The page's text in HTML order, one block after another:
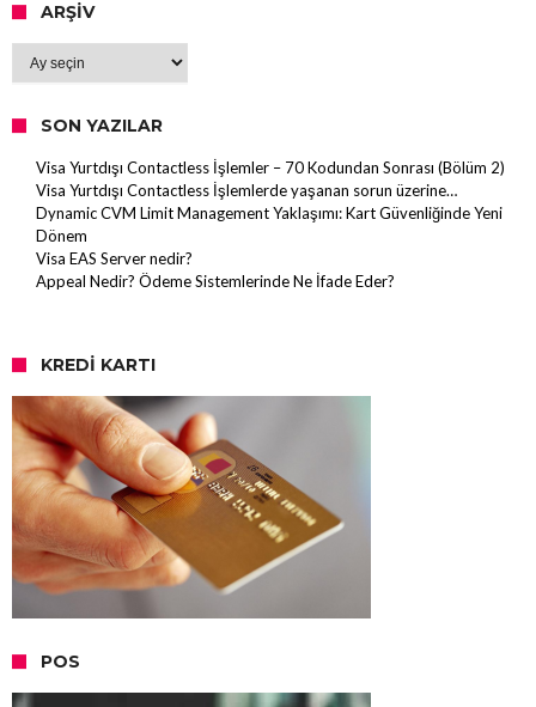
ARŞIV
Arşiv
SON YAZILAR
Visa Yurtdışı Contactless İşlemler – 70 Kodundan Sonrası (Bölüm 2)
Visa Yurtdışı Contactless İşlemlerde yaşanan sorun üzerine…
Dynamic CVM Limit Management Yaklaşımı: Kart Güvenliğinde Yeni
Dönem
Visa EAS Server nedir?
Appeal Nedir? Ödeme Sistemlerinde Ne İfade Eder?
KREDI KARTI
POS